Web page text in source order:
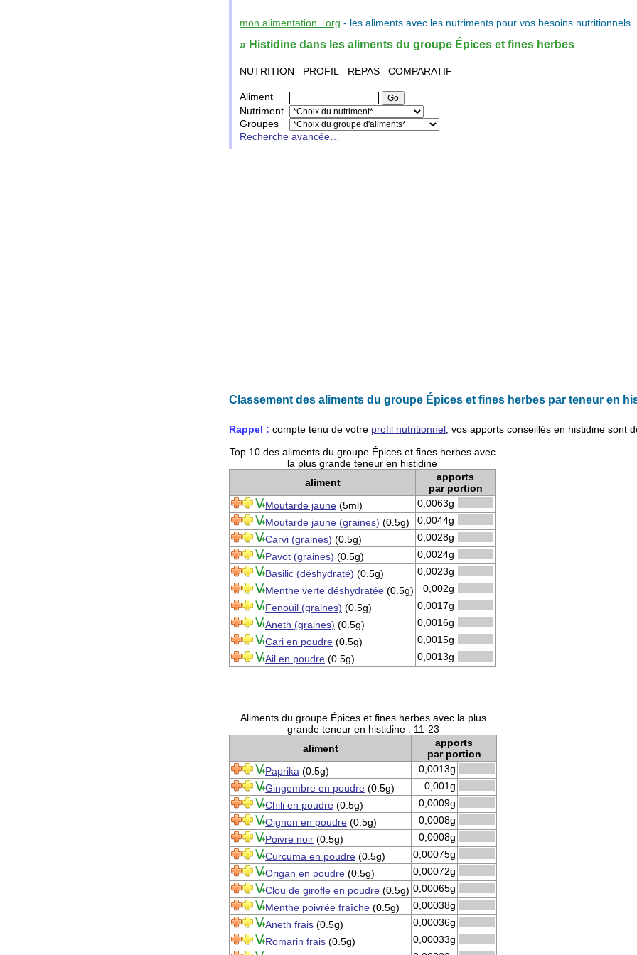
mon alimentation . org - les aliments avec les nutriments pour vos besoins nutritionnels
» Histidine dans les aliments du groupe Épices et fines herbes
NUTRITION PROFIL REPAS COMPARATIF
Aliment
Nutriment
Groupes
Recherche avancée…
Classement des aliments du groupe Épices et fines herbes par teneur en
Rappel : compte tenu de votre profil nutritionnel , vos apports conseillés en histidine sont
Top 10 des aliments du groupe Épices et fines herbes avec
la plus grande teneur en histidine
aliment
apports
par portion
Moutarde jaune (5ml)
0,0063g
Moutarde jaune (graines) (0.5g)
0,0044g
Carvi (graines) (0.5g)
0,0028g
Pavot (graines) (0.5g)
0,0024g
Basilic (déshydraté) (0.5g)
0,0023g
Menthe verte déshydratée (0.5g)
0,002g
Fenouil (graines) (0.5g)
0,0017g
Aneth (graines) (0.5g)
0,0016g
Cari en poudre (0.5g)
0,0015g
Ail en poudre (0.5g) 0,0013g
Aliments du groupe Épices et fines herbes avec la plus
grande teneur en histidine : 11-23
aliment
apports
par portion
Paprika (0.5g)
0,0013g
Gingembre en poudre (0.5g)
0,001g
Chili en poudre (0.5g)
0,0009g
Oignon en poudre (0.5g)
0,0008g
Poivre noir (0.5g)
0,0008g
Curcuma en poudre (0.5g)
0,00075g
Origan en poudre (0.5g)
0,00072g
Clou de girofle en poudre (0.5g) 0,00065g
Menthe poivrée fraîche (0.5g)
0,00038g
Aneth frais (0.5g)
0,00036g
Romarin frais (0.5g)
0,00033g